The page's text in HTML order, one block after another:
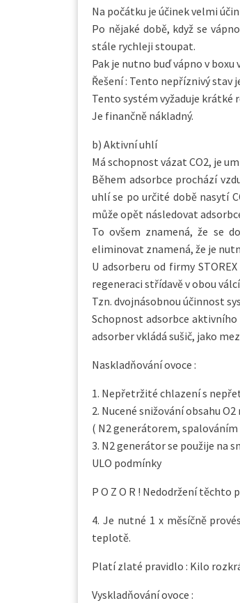
Na počátku je účinek velmi
Po nějaké době, když se
stále rychleji stoupat.
Pak je nutno buď vápno v
Řešení : Tento nepříznivý stav
Tento systém vyžaduje
Je finančně nákladný.
b) Aktivní uhlí
Má schopnost vázat CO2, je
Během adsorbce prochází
uhlí se po určité době nasytí
může opět následovat
To ovšem znamená, že se
eliminovat znamená, že je
U adsorberu od firmy
regeneraci střídavě v obou
Tzn. dvojnásobnou účinnost
Schopnost adsorbce
adsorber vkládá sušič, jako
Naskladňování ovoce :
1. Nepřetržité chlazení s
2. Nucené snižování obsahu
( N2 generátorem,
3. N2 generátor se použije na
ULO podmínky
P O Z O R ! Nedodržení
4. Je nutné 1 x měsíčně
teplotě.
Platí zlaté pravidlo : Kilo
Vyskladňování ovoce :